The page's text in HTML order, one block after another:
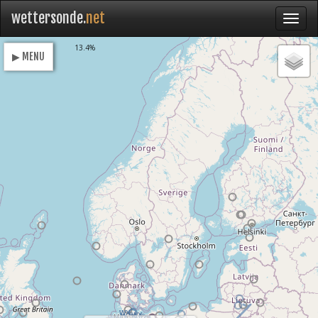
wettersonde.net
▶ MENU
13.4%